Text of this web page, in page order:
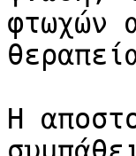
φτωχών
Η